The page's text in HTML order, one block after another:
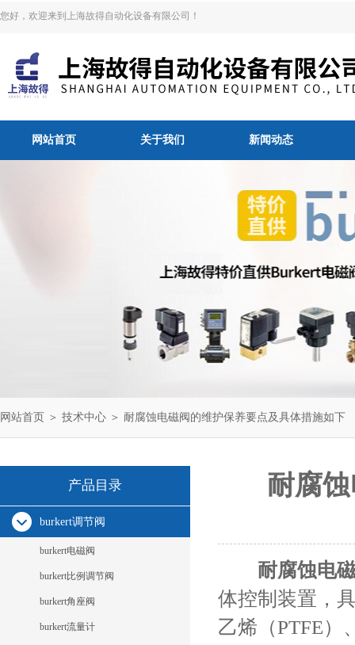
您好，欢迎来到上海故得自动化设备有限公司！
网站首页 关于我们 新闻动态
网站首页 ＞ 技术中心 ＞ 耐腐蚀电磁阀的维护保养要点及具体措施如下
产品目录
burkert调节阀
burkert电磁阀
burkert比例调节阀
burkert角座阀
burkert流量计
耐腐
耐腐蚀电
体控制装置，
乙烯（PTFE）